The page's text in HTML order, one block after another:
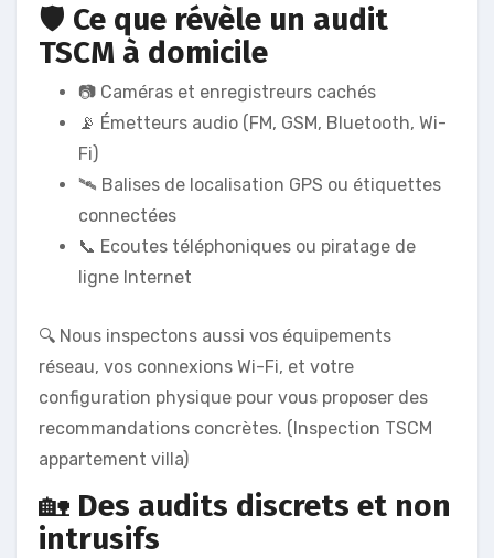
🛡️ Ce que révèle un audit
TSCM à domicile
📷 Caméras et enregistreurs cachés
📡 Émetteurs audio (FM, GSM, Bluetooth, Wi-
Fi)
🛰️ Balises de localisation GPS ou étiquettes
connectées
📞 Ecoutes téléphoniques ou piratage de
ligne Internet
🔍 Nous inspectons aussi vos équipements
réseau, vos connexions Wi-Fi, et votre
configuration physique pour vous proposer des
recommandations concrètes. (Inspection TSCM
appartement villa)
🏡 Des audits discrets et non
intrusifs